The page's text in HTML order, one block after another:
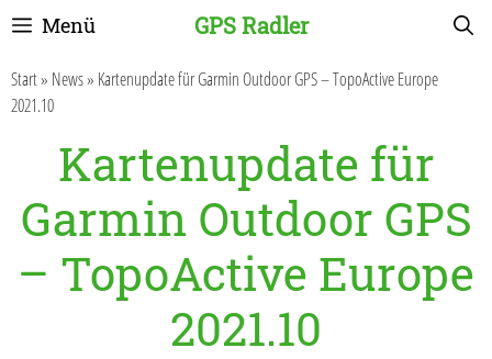
Zum
springen
GPS Radler
Menü
Start» News» Kartenupdate für Garmin Outdoor GPS – TopoActive Europe
2021.10
Kartenupdate für
Garmin Outdoor GPS
– TopoActive Europe
2021.10